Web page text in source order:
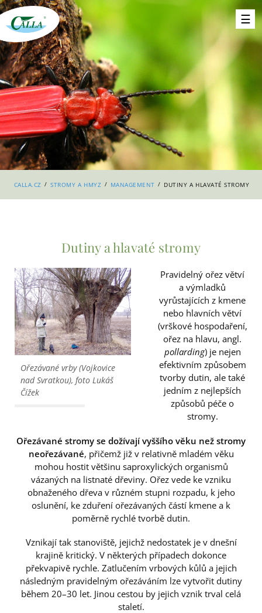
CALLA.CZ / STROMY A HMYZ / MANAGEMENT / DUTINY A HLAVATÉ STROMY
Dutiny a hlavaté stromy
Ořezávané vrby (Vojkovice
nad Svratkou), foto Lukáš
Čížek
Pravidelný ořez větví
a výmladků
vyrůstajících z kmene
nebo hlavních větví
(vrškové hospodaření,
ořez na hlavu, angl.
pollarding) je nejen
efektivním způsobem
tvorby dutin, ale také
jedním z nejlepších
způsobů péče o
stromy.
Ořezávané stromy se dožívají vyššího věku než stromy
neořezávané, přičemž již v relativně mladém věku
mohou hostit většinu saproxylických organismů
vázaných na listnaté dřeviny. Ořez vede ke vzniku
obnaženého dřeva v různém stupni rozpadu, k jeho
oslunění, ke zduření ořezávaných částí kmene a k
poměrně rychlé tvorbě dutin.
Vznikají tak stanoviště, jejichž nedostatek je v dnešní
krajině kritický. V některých případech dokonce
překvapivě rychle. Zatlučením vrbových kůlů a jejich
následným pravidelným ořezáváním lze vytvořit dutiny
během 20–30 let. Jinou cestou by jejich vznik trval celá
staletí.